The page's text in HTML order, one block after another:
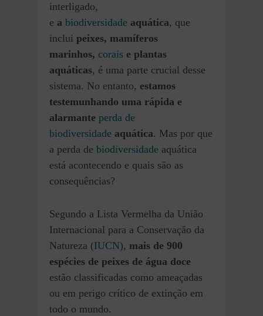
interligado,
e a biodiversidade aquática, que
inclui peixes, mamíferos
marinhos, corais e plantas
aquáticas, é uma parte crucial desse
sistema. No entanto, estamos
testemunhando uma rápida e
alarmante perda de
biodiversidade aquática. Mas por que
a perda de biodiversidade aquática
está acontecendo e quais são as
consequências?
Segundo a Lista Vermelha da União
Internacional para a Conservação da
Natureza (IUCN), mais de 900
espécies de peixes de água doce
estão classificadas como ameaçadas
ou em perigo crítico de extinção em
todo o mundo.